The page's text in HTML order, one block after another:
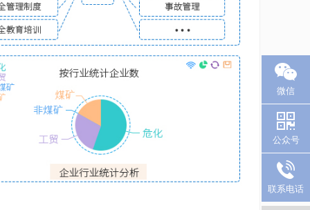
微信
公众号
联系电话